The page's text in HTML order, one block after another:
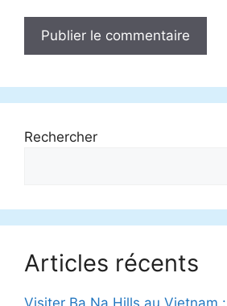
Rechercher
Articles récents
Visiter Ba Na Hills au Vietnam